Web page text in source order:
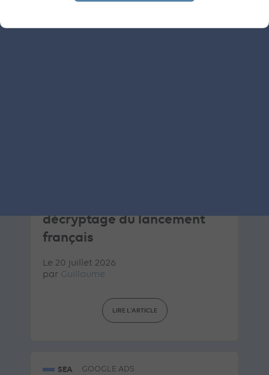
décryptage du lancement
français
Le 20 juillet 2026
par Guillaume
LIRE L'ARTICLE
SEA GOOGLE ADS